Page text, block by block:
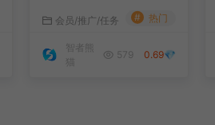
游戏下载页网站源码
会员/推广/任务 # 热门
智者熊
猫
579 0.69💎